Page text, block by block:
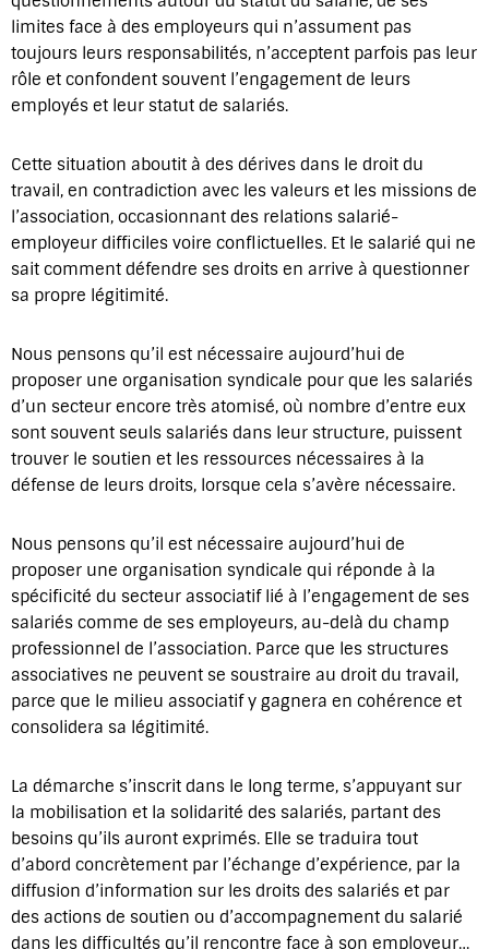
limites face à des employeurs qui n’assument pas
toujours leurs responsabilités, n’acceptent parfois pas leur
rôle et confondent souvent l’engagement de leurs
employés et leur statut de salariés.
Cette situation aboutit à des dérives dans le droit du
travail, en contradiction avec les valeurs et les missions de
l’association, occasionnant des relations salarié-
employeur difficiles voire conflictuelles. Et le salarié qui ne
sait comment défendre ses droits en arrive à questionner
sa propre légitimité.
Nous pensons qu’il est nécessaire aujourd’hui de
proposer une organisation syndicale pour que les salariés
d’un secteur encore très atomisé, où nombre d’entre eux
sont souvent seuls salariés dans leur structure, puissent
trouver le soutien et les ressources nécessaires à la
défense de leurs droits, lorsque cela s’avère nécessaire.
Nous pensons qu’il est nécessaire aujourd’hui de
proposer une organisation syndicale qui réponde à la
spécificité du secteur associatif lié à l’engagement de ses
salariés comme de ses employeurs, au-delà du champ
professionnel de l’association. Parce que les structures
associatives ne peuvent se soustraire au droit du travail,
parce que le milieu associatif y gagnera en cohérence et
consolidera sa légitimité.
La démarche s’inscrit dans le long terme, s’appuyant sur
la mobilisation et la solidarité des salariés, partant des
besoins qu’ils auront exprimés. Elle se traduira tout
d’abord concrètement par l’échange d’expérience, par la
diffusion d’information sur les droits des salariés et par
des actions de soutien ou d’accompagnement du salarié
dans les difficultés qu’il rencontre face à son employeur…